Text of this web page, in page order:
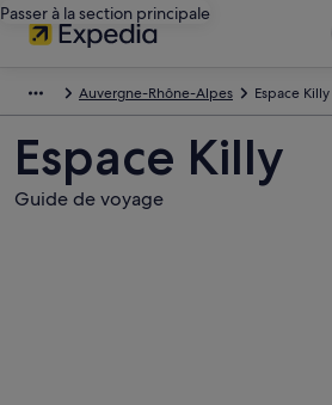
Passer à la section principale
Auvergne-Rhône-Alpes Espace Killy
Espace Killy
Guide de voyage